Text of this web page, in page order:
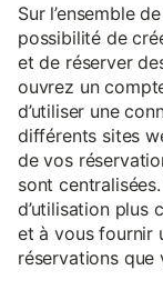
Sur l’ensemble
possibilité de
et de réserver
ouvrez un
d’utiliser une
différents sites
de vos
sont
d’utilisation plus
et à vous fournir
réservations que